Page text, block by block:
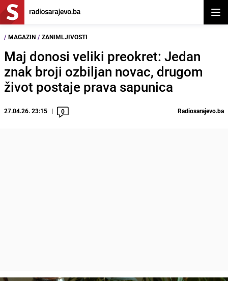
/ MAGAZIN / ZANIMLJIVOSTI
Maj donosi veliki preokret: Jedan
znak broji ozbiljan novac, drugom
život postaje prava sapunica
27.04.26. 23:15 0 Radiosarajevo.ba